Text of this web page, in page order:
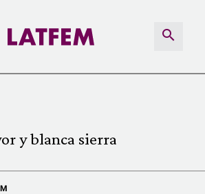
y blanca sierra